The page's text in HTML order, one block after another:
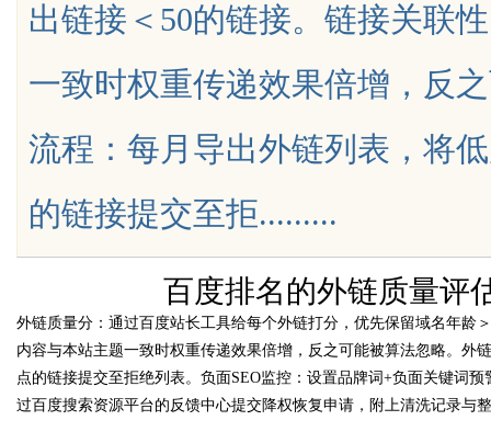
uz
出链接＜50的链接。链接关联
一致时权重传递效果倍增，反
流程：每月导出外链列表，将
的链接提交至拒.........
百度排名的外链质量评
time： 2026-05-31
外链质量分：通过百度站长工具给每个外链打分，优先保留域名年龄
内容与本站主题一致时权重传递效果倍增，反之可能被算法忽略。外
点的链接提交至拒绝列表。负面SEO监控：设置品牌词+负面关键词
过百度搜索资源平台的反馈中心提交降权恢复申请，附上清洗记录与